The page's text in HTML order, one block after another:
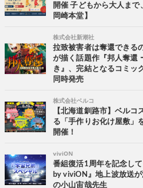
開催 子どもから大人ま
岡崎本堂】
株式会社新潮社
拉致被害者は奪還できる
が描く話題作『邦人奪還
き』、完結となるコミッ
同時発売
株式会社ベルコ
【北海道釧路市】ベル
る「手作りお化け屋敷」
開催！
viviON
番組復活1周年を記念し
by viviON』地上波放送が
の小山宙哉先生